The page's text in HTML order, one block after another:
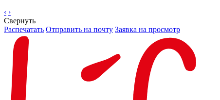
‹ ›
Свернуть
Распечатать Отправить на почту Заявка на просмотр